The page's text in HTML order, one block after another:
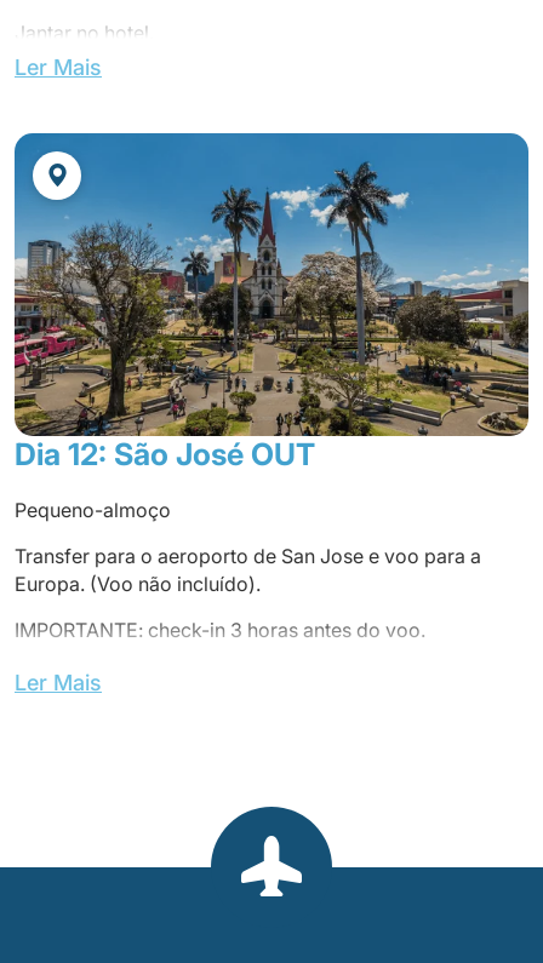
Jantar no hotel.
Pernoite no Hotel Occidental Tamarindo com tudo
(Quarto Superior)
Ler Mais
Dia 12: São José OUT
Pequeno-almoço
Transfer para o aeroporto de San Jose e voo para a
Europa. (Voo não incluído).
IMPORTANTE: check-in 3 horas antes do voo.
FIM DOS NOSSOS SERVIÇOS
Ler Mais